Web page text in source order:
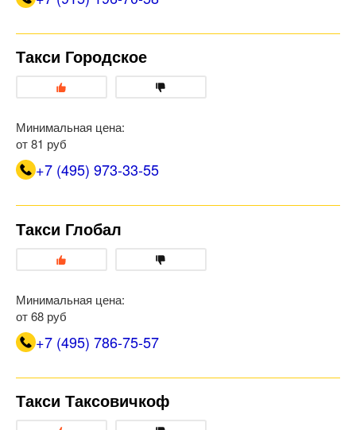
Такси Городское
Минимальная цена:
от 81 руб
+7 (495) 973-33-55
Такси Глобал
Минимальная цена:
от 68 руб
+7 (495) 786-75-57
Такси Таксовичкоф